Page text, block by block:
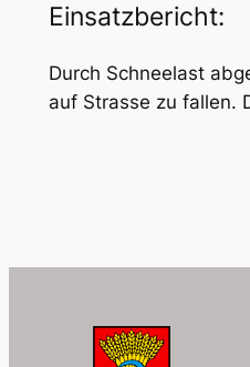
Einsatzbericht:
Durch Schneelast
auf Strasse zu fallen.